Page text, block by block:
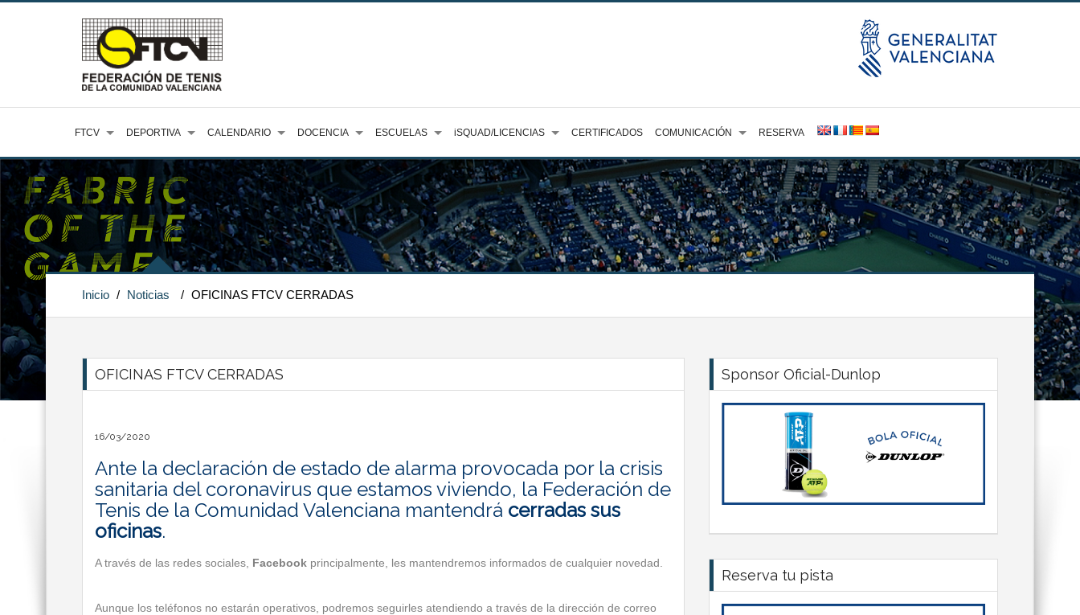
FTCV DEPORTIVA CALENDARIO DOCENCIA ESCUELAS iSQUAD/LICENCIAS CERTIFICADOS COMUNICACIÓN RESERVA
Inicio / Noticias / OFICINAS FTCV CERRADAS
OFICINAS FTCV CERRADAS
16/03/2020
Ante la declaración de estado de alarma provocada por la crisis
sanitaria del coronavirus que estamos viviendo, la Federación de
Tenis de la Comunidad Valenciana mantendrá cerradas sus
oficinas.
A través de las redes sociales, Facebook principalmente, les mantendremos informados de cualquier novedad.
Aunque los teléfonos no estarán operativos, podremos seguirles atendiendo a través de la dirección de correo
Sponsor Oficial-Dunlop
Reserva tu pista